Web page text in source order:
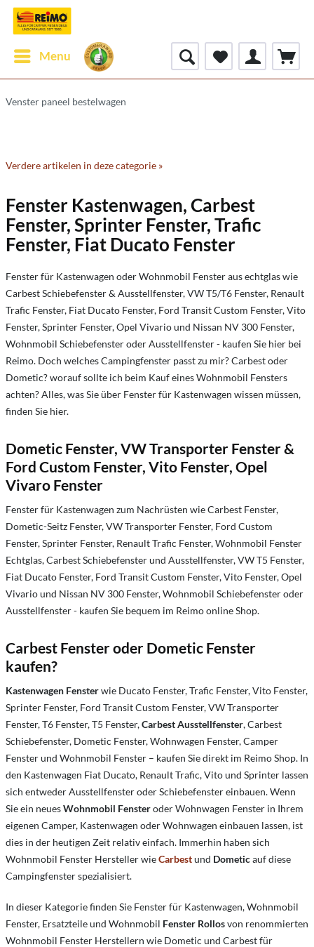
Menu
Venster paneel bestelwagen
Verdere artikelen in deze categorie »
Fenster Kastenwagen, Carbest
Fenster, Sprinter Fenster, Trafic
Fenster, Fiat Ducato Fenster
Fenster für Kastenwagen oder Wohnmobil Fenster aus echtglas wie
Carbest Schiebefenster & Ausstellfenster, VW T5/T6 Fenster, Renault
Trafic Fenster, Fiat Ducato Fenster, Ford Transit Custom Fenster, Vito
Fenster, Sprinter Fenster, Opel Vivario und Nissan NV 300 Fenster,
Wohnmobil Schiebefenster oder Ausstellfenster - kaufen Sie hier bei
Reimo. Doch welches Campingfenster passt zu mir? Carbest oder
Dometic? worauf sollte ich beim Kauf eines Wohnmobil Fensters
achten? Alles, was Sie über Fenster für Kastenwagen wissen müssen,
finden Sie hier.
Dometic Fenster, VW Transporter Fenster &
Ford Custom Fenster, Vito Fenster, Opel
Vivaro Fenster
Fenster für Kastenwagen zum Nachrüsten wie Carbest Fenster,
Dometic-Seitz Fenster, VW Transporter Fenster, Ford Custom
Fenster, Sprinter Fenster, Renault Trafic Fenster, Wohnmobil Fenster
Echtglas, Carbest Schiebefenster und Ausstellfenster, VW T5 Fenster,
Fiat Ducato Fenster, Ford Transit Custom Fenster, Vito Fenster, Opel
Vivario und Nissan NV 300 Fenster, Wohnmobil Schiebefenster oder
Ausstellfenster - kaufen Sie bequem im Reimo online Shop.
Carbest Fenster oder Dometic Fenster
kaufen?
Kastenwagen Fensterwie Ducato Fenster, Trafic Fenster, Vito Fenster,
Sprinter Fenster, Ford Transit Custom Fenster, VW Transporter
Fenster, T6 Fenster, T5 Fenster,Carbest Ausstellfenster, Carbest
Schiebefenster, Dometic Fenster, Wohnwagen Fenster, Camper
Fenster und Wohnmobil Fenster – kaufen Sie direkt im Reimo Shop. In
den Kastenwagen Fiat Ducato, Renault Trafic, Vito und Sprinter lassen
sich entweder Ausstellfenster oder Schiebefenster einbauen. Wenn
Sie ein neuesWohnmobil Fensteroder Wohnwagen Fenster in Ihrem
eigenen Camper, Kastenwagen oder Wohnwagen einbauen lassen, ist
dies in der heutigen Zeit relativ einfach. Immerhin haben sich
Wohnmobil Fenster Hersteller wieCarbestund Dometicauf diese
Campingfenster spezialisiert.
In dieser Kategorie finden Sie Fenster für Kastenwagen, Wohnmobil
Fenster, Ersatzteile und Wohnmobil Fenster Rollosvon renommierten
Wohnmobil Fenster Herstellern wie Dometic und Carbest für